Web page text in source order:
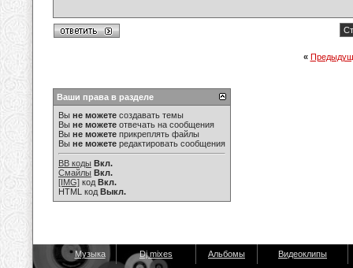
«
Ваши права в разделе
Вы не можете создавать темы
Вы не можете отвечать на сообщения
Вы не можете прикреплять файлы
Вы не можете редактировать сообщения
BB коды Вкл.
Смайлы Вкл.
[IMG] код Вкл.
HTML код Выкл.
Музыка Dj mixes Альбомы Видеоклипы